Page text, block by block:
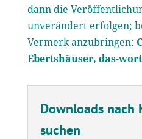
dann die
unverändert erfolgen;
Vermerk anzubringen:
Ebertshäuser, das-
Downloads nach
suchen